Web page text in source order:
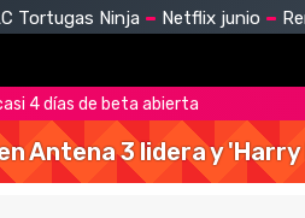
Tortugas Ninja Netflix junio
4 días de beta abierta
Antena 3 lidera y